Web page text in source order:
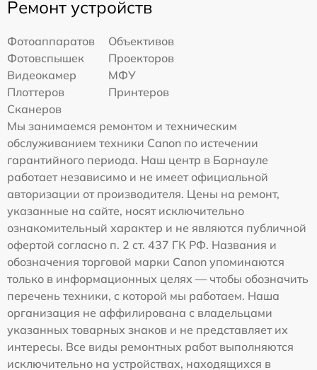
Ремонт устройств
Фотоаппаратов
Объективов
Фотовспышек
Проекторов
Видеокамер
МФУ
Плоттеров
Принтеров
Сканеров
Мы занимаемся ремонтом и техническим
обслуживанием техники Canon по истечении
гарантийного периода. Наш центр в Барнауле
работает независимо и не имеет официальной
авторизации от производителя. Цены на ремонт,
указанные на сайте, носят исключительно
ознакомительный характер и не являются публичной
офертой согласно п. 2 ст. 437 ГК РФ. Названия и
обозначения торговой марки Canon упоминаются
только в информационных целях — чтобы обозначить
перечень техники, с которой мы работаем. Наша
организация не аффилирована с владельцами
указанных товарных знаков и не представляет их
интересы. Все виды ремонтных работ выполняются
исключительно на устройствах, находящихся в